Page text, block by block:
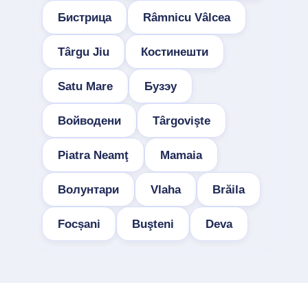
Бистрица Râmnicu Vâlcea
Târgu Jiu Костинешти
Satu Mare Бузэу
Войводени Târgovişte
Piatra Neamţ Mamaia
Волунтари Vlaha Brăila
Focșani Buşteni Deva